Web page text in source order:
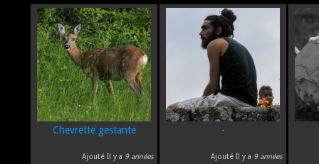
Chevrette gestante
Ajouté Il y a 9 années
-
Ajouté Il y a 9 années